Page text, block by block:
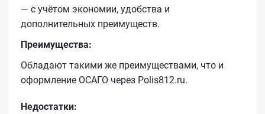
— с учётом экономии, удобства и
дополнительных преимуществ.
Преимущества:
Обладают такими же преимуществами, что и
оформление ОСАГО через Polis812.ru.
Недостатки: